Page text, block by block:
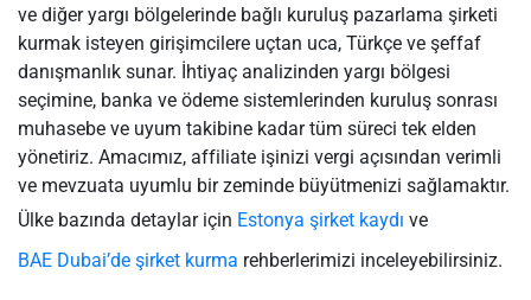
ve diğer yargı bölgelerinde bağlı kuruluş pazarlama şirketi
kurmak isteyen girişimcilere uçtan uca, Türkçe ve şeffaf
danışmanlık sunar. İhtiyaç analizinden yargı bölgesi
seçimine, banka ve ödeme sistemlerinden kuruluş sonrası
muhasebe ve uyum takibine kadar tüm süreci tek elden
yönetiriz. Amacımız, affiliate işinizi vergi açısından verimli
ve mevzuata uyumlu bir zeminde büyütmenizi sağlamaktır.
Ülke bazında detaylar için Estonya şirket kaydı ve
BAE Dubai’de şirket kurma rehberlerimizi inceleyebilirsiniz.